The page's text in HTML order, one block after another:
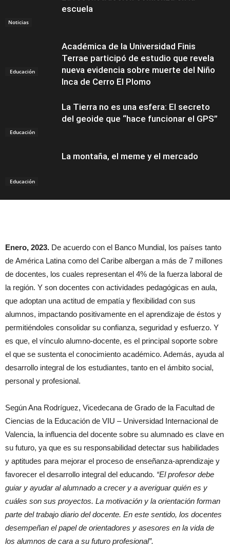
Noticias
escuela
Educación
Académica de la Universidad Finis
Terrae participó de estudio que revela
nueva evidencia sobre muerte del Niño
Inca de Cerro El Plomo
Educación
La Tierra no es una esfera: El secreto
del geoide que “hace funcionar el GPS”
Educación
La montaña, el meme y el mercado
Enero, 2023. De acuerdo con el Banco Mundial, los países tanto
de América Latina como del Caribe albergan a más de 7 millones
de docentes, los cuales representan el 4% de la fuerza laboral de
la región. Y son docentes con actividades pedagógicas en aula,
que adoptan una actitud de empatía y flexibilidad con sus
alumnos, impactando positivamente en el aprendizaje de éstos y
permitiéndoles consolidar su confianza, seguridad y esfuerzo. Y
es que, el vínculo alumno-docente, es el principal soporte sobre
el que se sustenta el conocimiento académico. Además, ayuda al
desarrollo integral de los estudiantes, tanto en el ámbito social,
personal y profesional.
Según Ana Rodríguez, Vicedecana de Grado de la Facultad de
Ciencias de la Educación de VIU – Universidad Internacional de
Valencia, la influencia del docente sobre su alumnado es clave en
su futuro, ya que es su responsabilidad detectar sus habilidades
y aptitudes para mejorar el proceso de enseñanza-aprendizaje y
favorecer el desarrollo integral del educando. “El profesor debe
guiar y ayudar al alumnado a crecer y a averiguar quién es y
cuáles son sus proyectos. La motivación y la orientación forman
parte del trabajo diario del docente. En este sentido, los docentes
desempeñan el papel de orientadores y asesores en la vida de
los alumnos de cara a su futuro profesional”.